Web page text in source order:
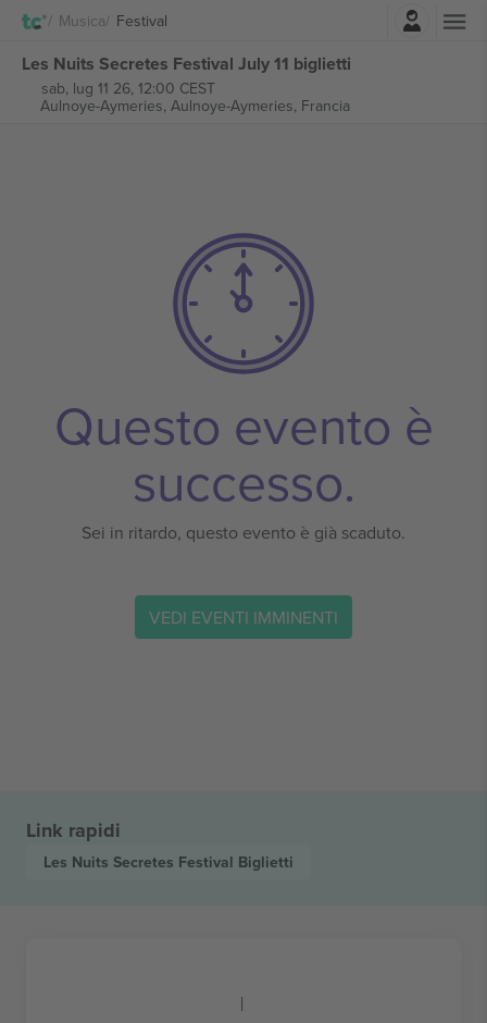
Musica Festival
Les Nuits Secretes Festival July 11 biglietti
sab, lug 11 26, 12:00 CEST
Aulnoye-Aymeries, Aulnoye-Aymeries, Francia
Questo evento è
successo.
Sei in ritardo, questo evento è già scaduto.
VEDI EVENTI IMMINENTI
Link rapidi
Les Nuits Secretes Festival Biglietti